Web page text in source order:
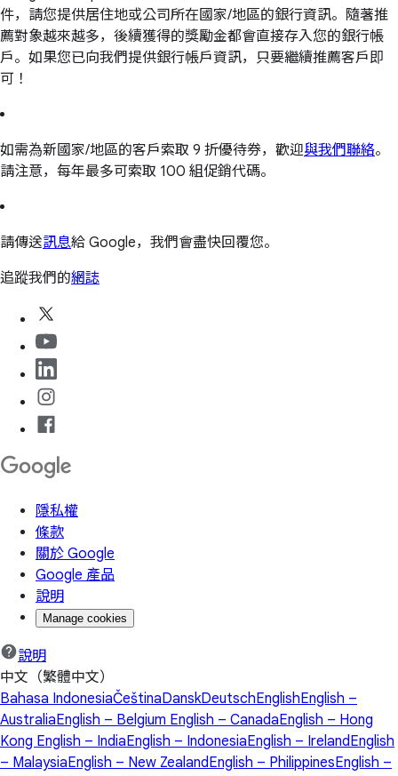
件，請您提供居住地或公司所在國家/地區的銀行資訊。隨著推
薦對象越來越多，後續獲得的獎勵金都會直接存入您的銀行帳
戶。如果您已向我們提供銀行帳戶資訊，只要繼續推薦客戶即
可！
如需為新國家/地區的客戶索取 9 折優待券，歡迎與我們聯絡。
請注意，每年最多可索取 100 組促銷代碼。
請傳送訊息給 Google，我們會盡快回覆您。
追蹤我們的網誌
隱私權
條款
關於 Google
Google 產品
說明
Manage cookies
說明
中文（繁體中文）
Bahasa IndonesiaČeštinaDanskDeutschEnglishEnglish –
AustraliaEnglish – Belgium English – CanadaEnglish – Hong
Kong English – IndiaEnglish – IndonesiaEnglish – IrelandEnglish
– MalaysiaEnglish – New ZealandEnglish – PhilippinesEnglish –